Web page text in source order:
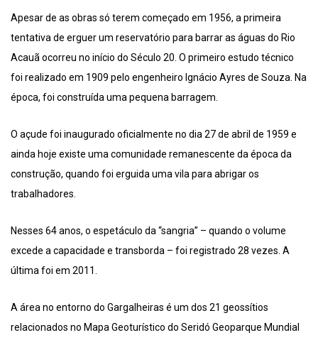
Apesar de as obras só terem começado em 1956, a primeira
tentativa de erguer um reservatório para barrar as águas do Rio
Acauã ocorreu no início do Século 20. O primeiro estudo técnico
foi realizado em 1909 pelo engenheiro Ignácio Ayres de Souza. Na
época, foi construída uma pequena barragem.
O açude foi inaugurado oficialmente no dia 27 de abril de 1959 e
ainda hoje existe uma comunidade remanescente da época da
construção, quando foi erguida uma vila para abrigar os
trabalhadores.
Nesses 64 anos, o espetáculo da “sangria” – quando o volume
excede a capacidade e transborda – foi registrado 28 vezes. A
última foi em 2011.
A área no entorno do Gargalheiras é um dos 21 geossítios
relacionados no Mapa Geoturístico do Seridó Geoparque Mundial